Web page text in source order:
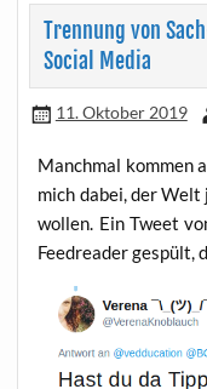
Trennung von
Social Media
11. Oktober 2019
Manch­mal kom­men
mich dabei, der
wol­len. Ein Tweet
Feed­rea­der gespült,